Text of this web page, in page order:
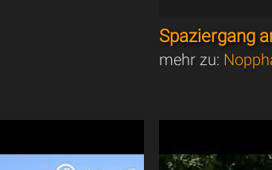
Spaziergang
mehr zu: